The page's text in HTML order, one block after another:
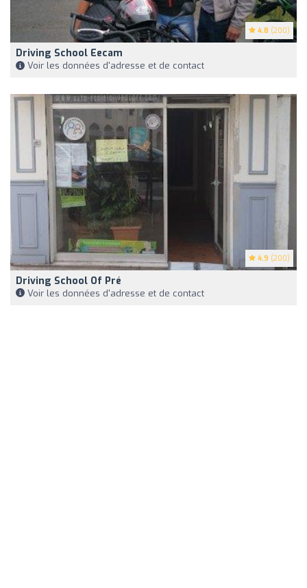
4.8 (200)
Driving School Eecam
Voir les données d'adresse et de contact
4.9 (200)
Driving School Of Pré
Voir les données d'adresse et de contact